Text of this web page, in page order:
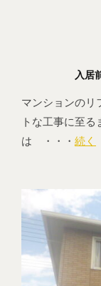
入居
マンションのリ
トな工事に至
は ・・・ 続く